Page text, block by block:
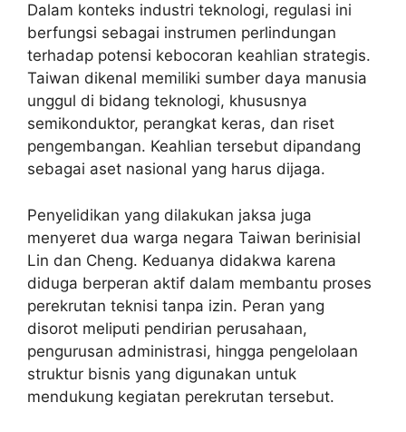
Dalam konteks industri teknologi, regulasi ini
berfungsi sebagai instrumen perlindungan
terhadap potensi kebocoran keahlian strategis.
Taiwan dikenal memiliki sumber daya manusia
unggul di bidang teknologi, khususnya
semikonduktor, perangkat keras, dan riset
pengembangan. Keahlian tersebut dipandang
sebagai aset nasional yang harus dijaga.
Penyelidikan yang dilakukan jaksa juga
menyeret dua warga negara Taiwan berinisial
Lin dan Cheng. Keduanya didakwa karena
diduga berperan aktif dalam membantu proses
perekrutan teknisi tanpa izin. Peran yang
disorot meliputi pendirian perusahaan,
pengurusan administrasi, hingga pengelolaan
struktur bisnis yang digunakan untuk
mendukung kegiatan perekrutan tersebut.